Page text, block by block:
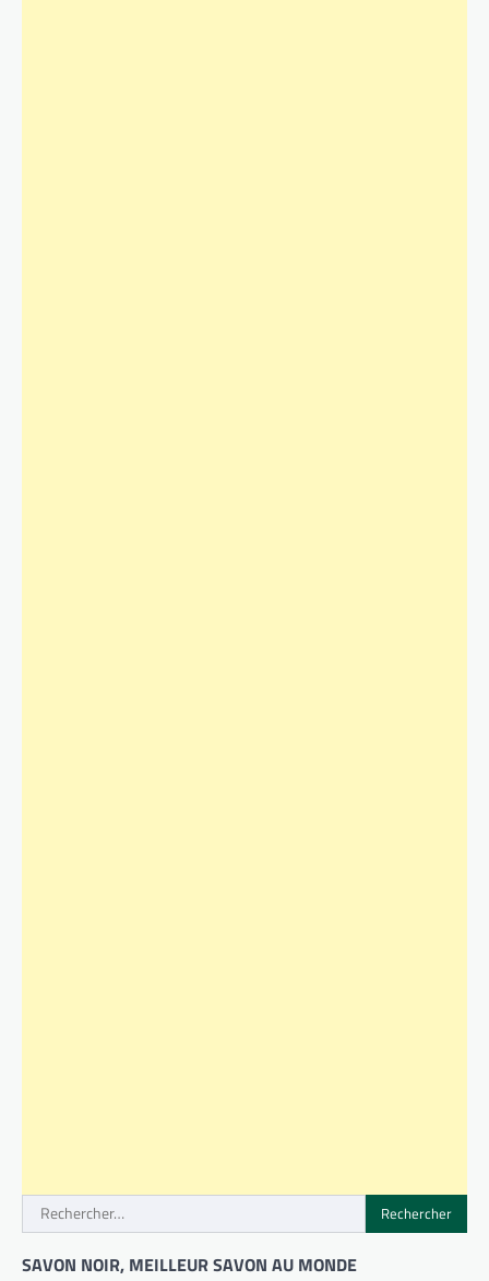
Rechercher :
SAVON NOIR, MEILLEUR SAVON AU MONDE